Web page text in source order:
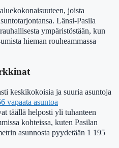
joista
Länsi-Pasila
ympäristöstään, kun
hieman rouheammassa
keskikokoisia ja suuria asuntoja
vapaata asuntoa
täällä helposti yli tuhanteen
kohteissa, kuten Pasilan
asunnosta pyydetään 1 195